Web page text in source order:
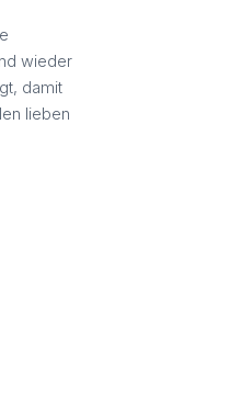
wieder
damit
lieben